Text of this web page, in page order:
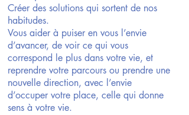
Créer des solutions qui sortent de nos
habitudes.
Vous aider à puiser en vous l’envie
d’avancer, de voir ce qui vous
correspond le plus dans votre vie, et
reprendre votre parcours ou prendre une
nouvelle direction, avec l’envie
d’occuper votre place, celle qui donne
sens à votre vie.